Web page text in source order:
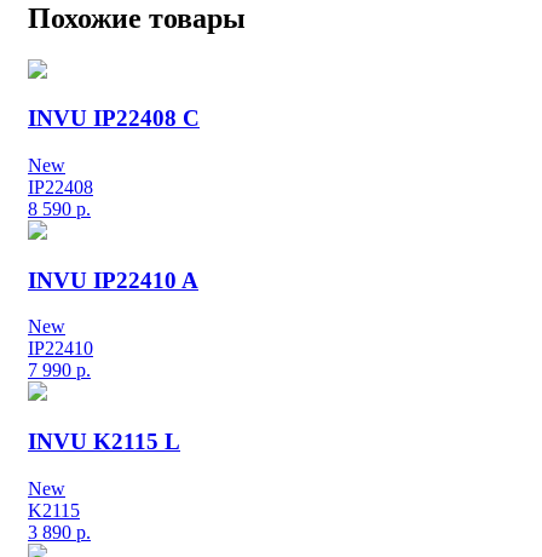
Похожие товары
INVU IP22408 C
New
IP22408
8 590 р.
INVU IP22410 A
New
IP22410
7 990 р.
INVU K2115 L
New
K2115
3 890 р.